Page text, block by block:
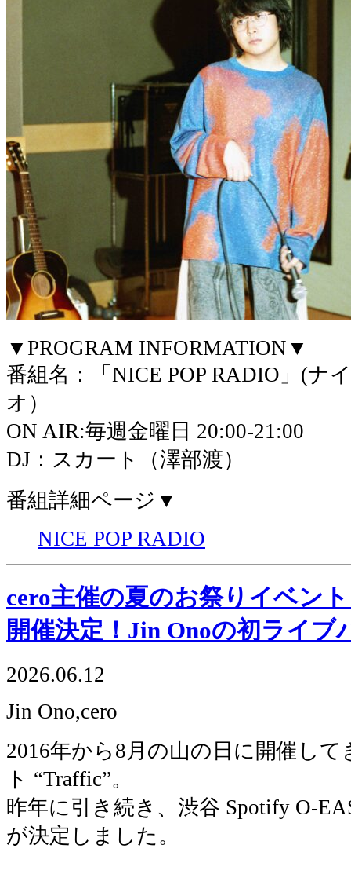
▼PROGRAM INFORMATION▼
番組名：「NICE POP RADIO」(ナ
オ）
ON AIR:毎週金曜日 20:00-21:00
DJ：スカート（澤部渡）
番組詳細ページ▼
NICE POP RADIO
cero主催の夏のお祭りイベン
開催決定！Jin Onoの初ライブ
2026.06.12
Jin Ono,cero
2016年から8月の山の日に開催し
ト “Traffic”。
昨年に引き続き、渋谷 Spotify O-
が決定しました。